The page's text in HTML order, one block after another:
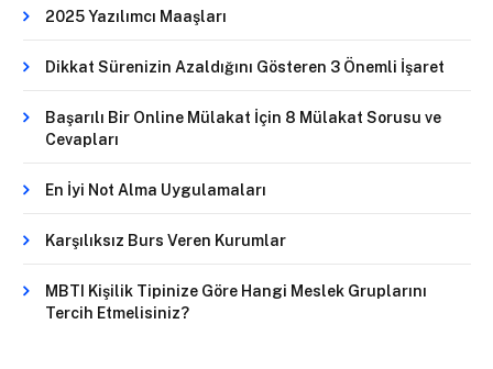
2025 Yazılımcı Maaşları
Dikkat Sürenizin Azaldığını Gösteren 3 Önemli İşaret
Başarılı Bir Online Mülakat İçin 8 Mülakat Sorusu ve
Cevapları
En İyi Not Alma Uygulamaları
Karşılıksız Burs Veren Kurumlar
MBTI Kişilik Tipinize Göre Hangi Meslek Gruplarını
Tercih Etmelisiniz?